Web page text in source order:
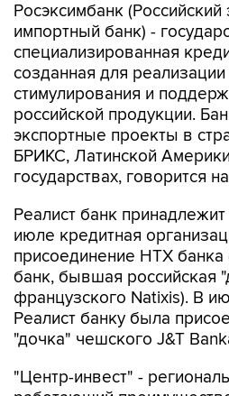
Росэксимбанк (Российский
импортный банк) -
специализированная
созданная для реализации
стимулирования и
российской продукции.
экспортные проекты в
БРИКС, Латинской
государствах, говорится
Реалист банк
июле кредитная
присоединение НТХ банка
банк, бывшая российская
французского Natixis). В
Реалист банку была
"дочка" чешского J&T
"Центр-инвест" -